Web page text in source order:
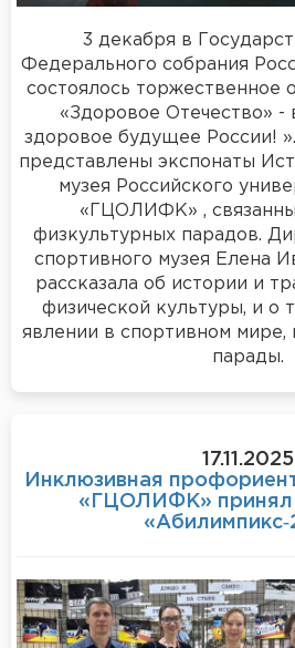
3 декабря в
Федерального собрания
состоялось торжественное
«Здоровое Отечество» -
здоровое будущее России!
представлены экспонаты
музея Российского
«ГЦОЛИФК» ,
физкультурных парадов.
спортивного музея Елена
рассказала об истории и
физической культуры, и о
явлении в спортивном мире,
парады.
17.11.2025
Инклюзивная
«ГЦОЛИФК» принял